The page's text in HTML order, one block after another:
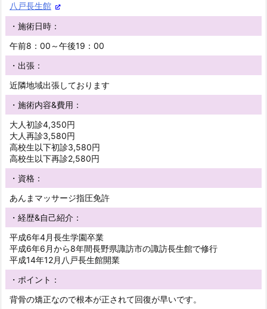
八戸長生館
・施術日時：
午前8：00～午後19：00
・出張：
近隣地域出張しております
・施術内容&費用：
大人初診4,350円
大人再診3,580円
高校生以下初診3,580円
高校生以下再診2,580円
・資格：
あんまマッサージ指圧免許
・経歴&自己紹介：
平成6年4月長生学園卒業
平成6年6月から8年間長野県諏訪市の諏訪長生館で修行
平成14年12月八戸長生館開業
・ポイント：
背骨の矯正なので根本が正されて回復が早いです。